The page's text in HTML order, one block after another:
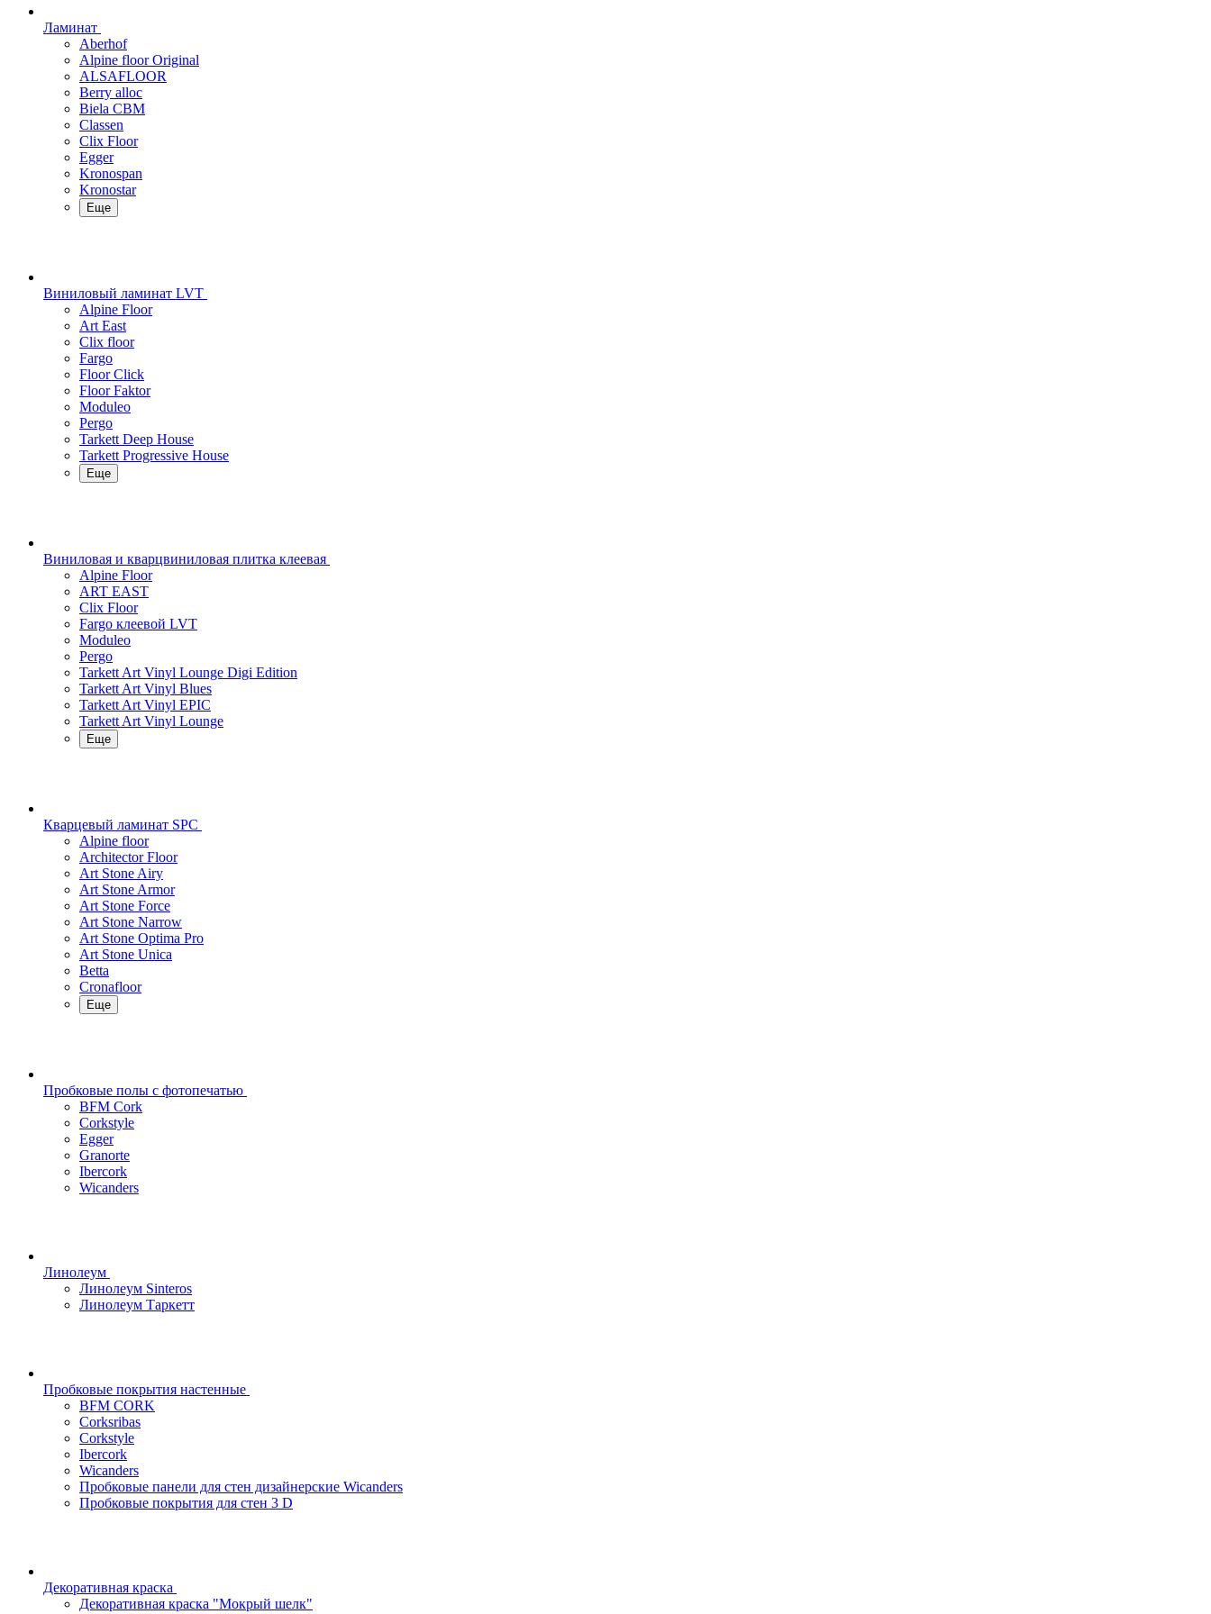
Ламинат
Aberhof
Alpine floor Original
ALSAFLOOR
Berry alloc
Biela CBM
Classen
Clix Floor
Egger
Kronospan
Kronostar
Еще
Виниловый ламинат LVT
Alpine Floor
Art East
Clix floor
Fargo
Floor Click
Floor Faktor
Moduleo
Pergo
Tarkett Deep House
Tarkett Progressive House
Еще
Виниловая и кварцвиниловая плитка клеевая
Alpine Floor
ART EAST
Clix Floor
Fargo клеевой LVT
Moduleo
Pergo
Tarkett Art Vinyl Lounge Digi Edition
Tarkett Art Vinyl Blues
Tarkett Art Vinyl EPIC
Tarkett Art Vinyl Lounge
Еще
Кварцевый ламинат SPC
Alpine floor
Architector Floor
Art Stone Airy
Art Stone Armor
Art Stone Force
Art Stone Narrow
Art Stone Optima Pro
Art Stone Unica
Betta
Cronafloor
Еще
Пробковые полы с фотопечатью
BFM Cork
Corkstyle
Egger
Granorte
Ibercork
Wicanders
Линолеум
Линолеум Sinteros
Линолеум Таркетт
Пробковые покрытия настенные
BFM CORK
Corksribas
Corkstyle
Ibercork
Wicanders
Пробковые панели для стен дизайнерские Wicanders
Пробковые покрытия для стен 3 D
Декоративная краска
Декоративная краска "Мокрый шелк"